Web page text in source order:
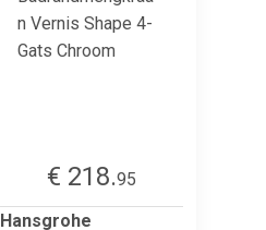
€ 218.95
Hansgrohe